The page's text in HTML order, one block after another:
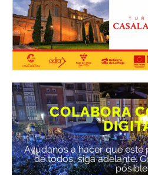
COLABORA
Ayúdanos a hacer que
de todos, siga adelante.